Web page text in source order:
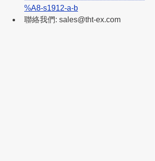
%A8-s1912-a-b
聯絡我們: sales@tht-ex.com